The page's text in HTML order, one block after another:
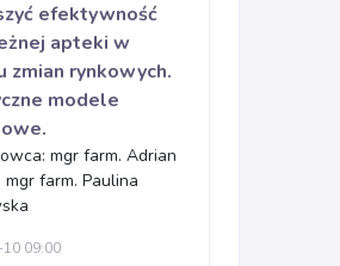
efektywność
apteki w
zmian rynkowych.
modele
mgr farm. Adrian
mgr farm. Paulina
09:00